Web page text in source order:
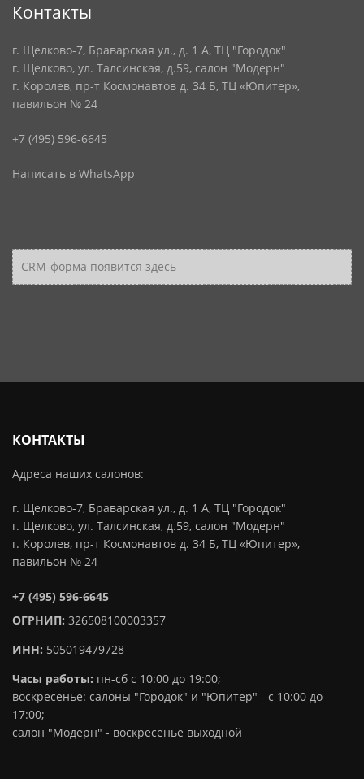
Контакты
г. Щелково-7, Браварская ул., д. 1 А, ТЦ "Городок"
г. Щелково, ул. Талсинская, д.59, салон "Модерн"
г. Королев, пр-т Космонавтов д. 34 Б, ТЦ «Юпитер»,
павильон № 24
+7 (495) 596-6645
Написать в WhatsApp
CRM-форма появится здесь
КОНТАКТЫ
Адреса наших салонов:
г. Щелково-7, Браварская ул., д. 1 А, ТЦ "Городок"
г. Щелково, ул. Талсинская, д.59, салон "Модерн"
г. Королев, пр-т Космонавтов д. 34 Б, ТЦ «Юпитер»,
павильон № 24
+7 (495) 596-6645
ОГРНИП: 326508100003357
ИНН: 505019479728
Часы работы: пн-сб с 10:00 до 19:00;
воскресенье: салоны "Городок" и "Юпитер" - с 10:00 до
17:00;
салон "Модерн" - воскресенье выходной